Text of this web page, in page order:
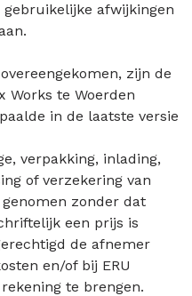
afwijkingen
zijn de
Works te Woerden
in de laatste versie
verpakking, inlading,
of verzekering van
zonder dat
een prijs is
de afnemer
en/of bij ERU
te brengen.